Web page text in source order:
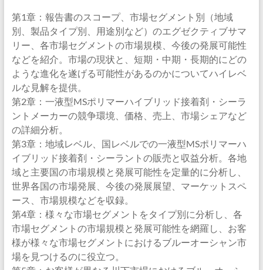
第1章：報告書のスコープ、市場セグメント別（地域
別、製品タイプ別、用途別など）のエグゼクティブサマ
リー、各市場セグメントの市場規模、今後の発展可能性
などを紹介。市場の現状と、短期・中期・長期的にどの
ような進化を遂げる可能性があるのかについてハイレベ
ルな見解を提供。
第2章：一液型MSポリマーハイブリッド接着剤・シーラ
ントメーカーの競争環境、価格、売上、市場シェアなど
の詳細分析。
第3章：地域レベル、国レベルでの一液型MSポリマーハ
イブリッド接着剤・シーラントの販売と収益分析。各地
域と主要国の市場規模と発展可能性を定量的に分析し、
世界各国の市場発展、今後の発展展望、マーケットスペ
ース、市場規模などを収録。
第4章：様々な市場セグメントをタイプ別に分析し、各
市場セグメントの市場規模と発展可能性を網羅し、お客
様が様々な市場セグメントにおけるブルーオーシャン市
場を見つけるのに役立つ。